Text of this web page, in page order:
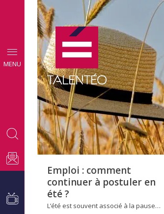
MENU
CONSEILS
EMPLOI
Emploi : comment
continuer à postuler en
été ?
L’été est souvent associé à la pause…